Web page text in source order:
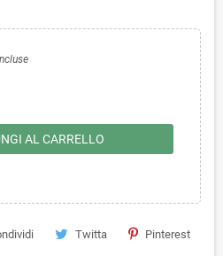
AL CARRELLO
Twitta Pinterest